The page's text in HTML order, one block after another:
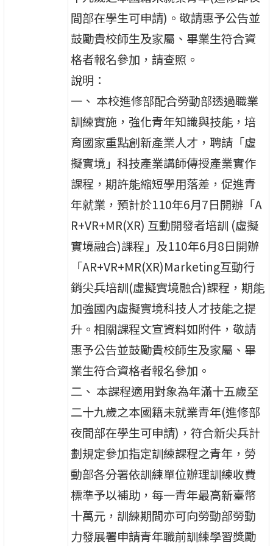
間部在學生可申請)。敬請惠予公告並
鼓勵貴校師生及家屬、畢業生符合資
格者報名參加，請查照。
說明：
一、 本校進修部配合勞動部透過職業
訓練實施，強化青年知識與技能，培
育國家重點創新產業人才，聘請「虛
擬實境」科技產業講師傳授產業實作
課程，期許能縮短學用落差，促進青
年就業，預計於110年6月7日開辦「A
R+VR+MR(XR) 互動開發者培訓 (虛擬
實境融合)課程」及110年6月8日開辦
「AR+VR+MR(XR)Marketing互動行
銷尖兵培訓(虛擬實境融合)課程，期能
加強國內虛擬實境科技人才技能之提
升。相關課程文宣資料如附件，敬請
惠予公告並鼓勵貴校師生及家屬、畢
業生符合資格者報名參加。
二、 本課程適用對象為年滿十五歲至
二十九歲之本國籍未就業青年(進修部
夜間部在學生可申請)，符合新尖兵計
劃規定參加指定訓練課程之青年，勞
動部各分署依訓練單位辦理訓練收費
標準予以補助，每一青年最高新臺幣
十萬元，訓練期間亦可向勞動部勞動
力發展署申請青年職前訓練學習獎勵